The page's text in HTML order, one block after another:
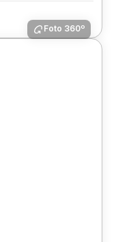
Foto 360º